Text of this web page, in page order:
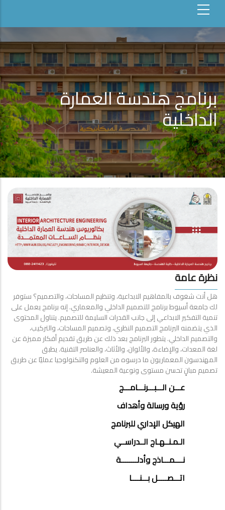
برنامج هندسة العمارة
الداخلية
نظرة عامة
هل أنت شغوف بالمفاهيم الابداعية، وتنظيم المساحات، والتصميم؟ ستوفر
لك جامعة أسيوط برنامج للتصميم الداخلي والمعماري. إنه برنامج يعمل على
تنمية التفكير الابداعي إلى جانب القدرات السليمة للتصميم. يتناول المحتوى
الذي يتضمنه البرنامج التصميم النظري، وتصميم المساحات، والتركيب،
والتصميم الداخلي. يتطور البرنامج بعد ذلك عن طريق تقديم أفكار مميزة عن
لغة المعدات، والإضاءة، والألوان، والأثاث، والعناصر التقنية. يطبق
المهندسون المعماريون ما درسوه من العلوم والتكنولوجيا عمليًا عن طريق
تصميم مبانٍ تحسن مستوى ونوعية المعيشة.
INTERIOR
DESIGN
عـــن الـــبـــرنـــامـــج
رؤية ورسالة وأهداف
الهيكل الإداري للبرنامج
الـمـنــهـاج الــدراســي
نــــمـــاذج وأدلــــــــة
اتـــصـــــل بـــنــــا